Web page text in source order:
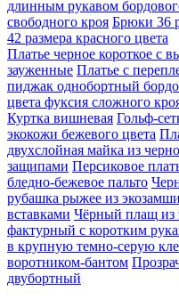
длинным рукавом
свободного кроя Брюки 36
42 размера красного цвета
Платье черное короткое с
зауженные Платье с
пиджак однобортный
цвета фуксия сложного
Куртка вишневая Гольф-
экокожи бежевого цвета
двухслойная майка из
защипами Персиковое
бледно-бежевое пальто
рубашка рыжее из экозамши
вставками Чёрный плащ из
фактурный с коротким
в крупную темно-серую
воротником-бантом
двубортный